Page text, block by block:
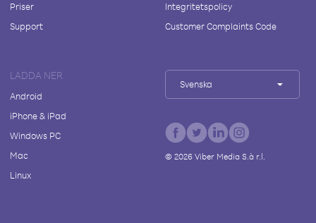
Priser
Support
Integritetspolicy
Customer Complaints Code
LADDA NER
Android
iPhone & iPad
Windows PC
Mac
Linux
Svenska
© 2026Viber Media S.à r.l.